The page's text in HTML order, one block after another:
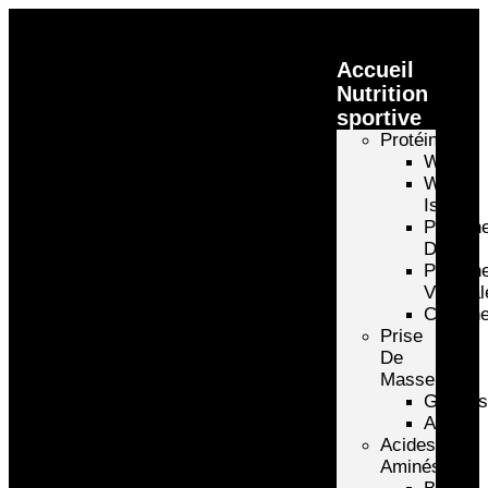
Accueil
Nutrition
sportive
Protéines
Whey
Whey
Isolate
D’oeuf
Prise
De
Masse
Gainers
Autre
Acides
Aminés